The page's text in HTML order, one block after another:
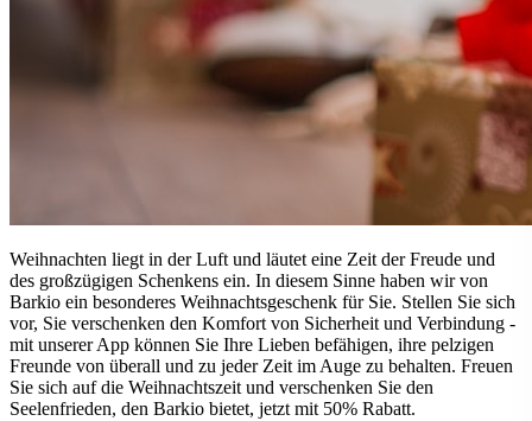
Weihnachten liegt in der Luft und läutet eine Zeit der Freude und
des großzügigen Schenkens ein. In diesem Sinne haben wir von
Barkio ein besonderes Weihnachtsgeschenk für Sie. Stellen Sie sich
vor, Sie verschenken den Komfort von Sicherheit und Verbindung -
mit unserer App können Sie Ihre Lieben befähigen, ihre pelzigen
Freunde von überall und zu jeder Zeit im Auge zu behalten. Freuen
Sie sich auf die Weihnachtszeit und verschenken Sie den
Seelenfrieden, den Barkio bietet, jetzt mit 50% Rabatt.